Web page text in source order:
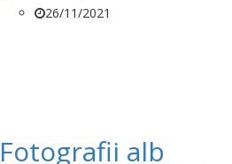
26/11/2021
Fotografii alb